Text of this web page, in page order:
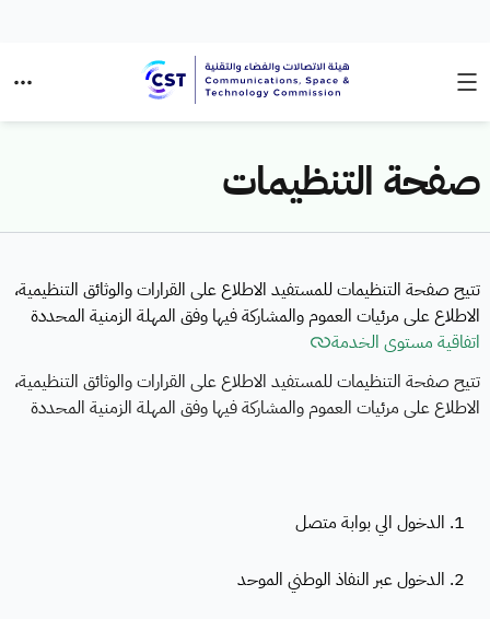
صفحة التنظيمات
تتيح صفحة التنظيمات للمستفيد الاطلاع على القرارات والوثائق التنظيمية،
الاطلاع على مرئيات العموم والمشاركة فيها وفق المهلة الزمنية المحددة
اتفاقية مستوى الخدمة
تتيح صفحة التنظيمات للمستفيد الاطلاع على القرارات والوثائق التنظيمية،
الاطلاع على مرئيات العموم والمشاركة فيها وفق المهلة الزمنية المحددة
1. الدخول الي بوابة متصل
2. الدخول عبر النفاذ الوطني الموحد